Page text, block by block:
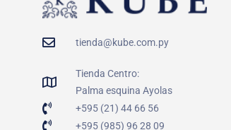
tienda@kube.com.py
Tienda Centro:
Palma esquina Ayolas
+595 (21) 44 66 56
+595 (985) 96 28 09